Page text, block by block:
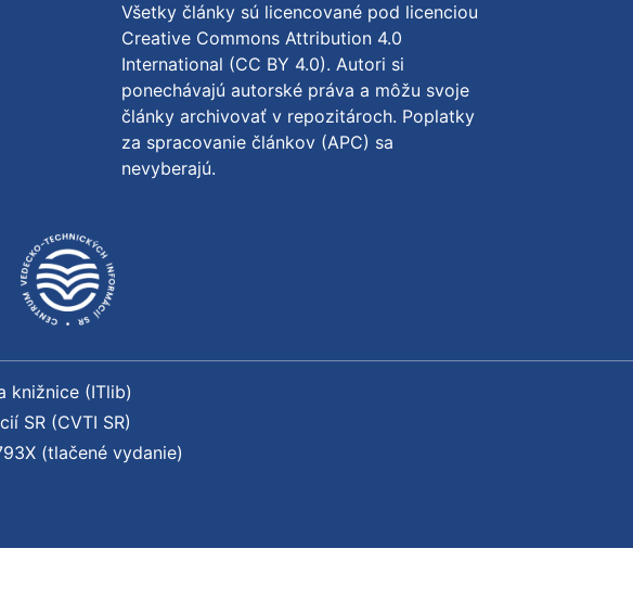
Všetky články sú licencované pod licenciou
Creative Commons Attribution 4.0
International (CC BY 4.0). Autori si
ponechávajú autorské práva a môžu svoje
články archivovať v repozitároch. Poplatky
za spracovanie článkov (APC) sa
nevyberajú.
knižnice (ITlib)
SR (CVTI SR)
(tlačené vydanie)